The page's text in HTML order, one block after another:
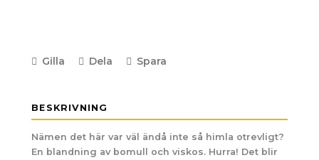
Gilla Dela Spara
BESKRIVNING
Nämen det här var väl ändå inte så himla otrevligt?
En blandning av bomull och viskos. Hurra! Det blir